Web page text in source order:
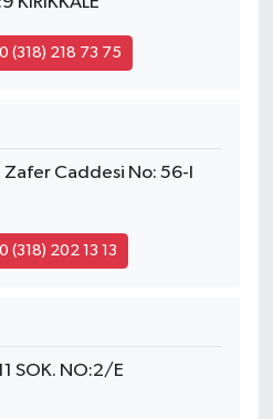
0 (318) 218 73 75
Caddesi No: 56-I
0 (318) 202 13 13
SOK. NO:2/E